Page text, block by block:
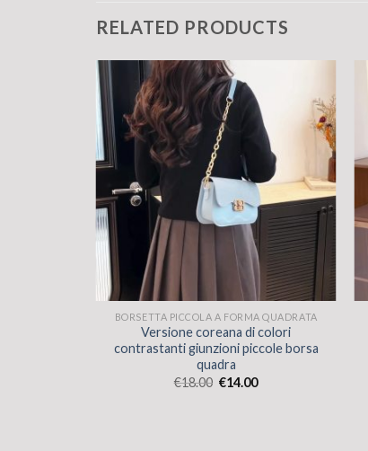
RELATED PRODUCTS
BORSETTA PICCOLA A FORMA QUADRATA
Versione coreana di colori
contrastanti giunzioni piccole borsa
quadra
€18.00 €14.00